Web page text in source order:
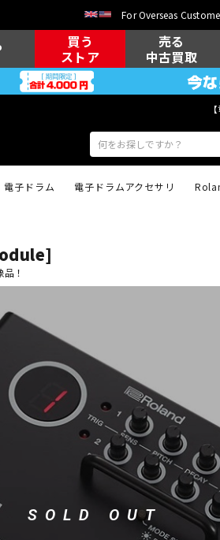
For Overseas
買う
ストア
売る
中古買取
DTM
ヴィンテージ
電子ドラム 電子ドラムアクセサリ
！
SOLD OUT